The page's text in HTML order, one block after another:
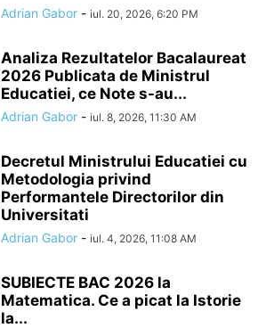
Adrian Gabor - iul. 20, 2026, 6:20 PM
Analiza Rezultatelor Bacalaureat
2026 Publicata de Ministrul
Educatiei, ce Note s-au...
Adrian Gabor - iul. 8, 2026, 11:30 AM
Decretul Ministrului Educatiei cu
Metodologia privind
Performantele Directorilor din
Universitati
Adrian Gabor - iul. 4, 2026, 11:08 AM
SUBIECTE BAC 2026 la
Matematica. Ce a picat la Istorie
la...